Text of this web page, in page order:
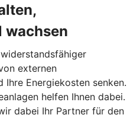
externen
Ihre Energiekosten senken.
helfen Ihnen dabei.
dabei Ihr Partner für den